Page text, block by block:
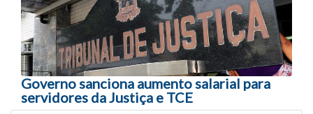
Governo sanciona aumento salarial para
servidores da Justiça e TCE